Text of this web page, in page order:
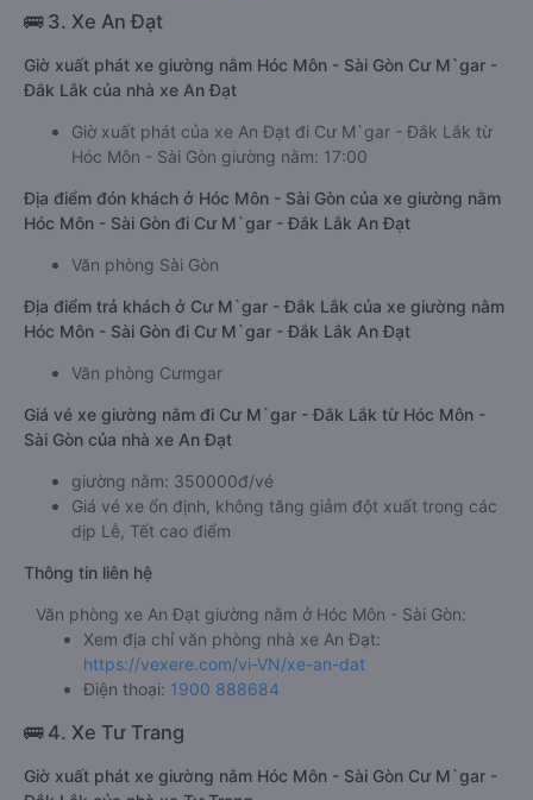
🚌 3. Xe An Đạt
Giờ xuất phát xe giường nằm Hóc Môn - Sài Gòn Cư M`gar -
Đắk Lắk của nhà xe An Đạt
Giờ xuất phát của xe An Đạt đi Cư M`gar - Đắk Lắk từ
Hóc Môn - Sài Gòn giường nằm: 17:00
Địa điểm đón khách ở Hóc Môn - Sài Gòn của xe giường nằm
Hóc Môn - Sài Gòn đi Cư M`gar - Đắk Lắk An Đạt
Văn phòng Sài Gòn
Địa điểm trả khách ở Cư M`gar - Đắk Lắk của xe giường nằm
Hóc Môn - Sài Gòn đi Cư M`gar - Đắk Lắk An Đạt
Văn phòng Cưmgar
Giá vé xe giường nằm đi Cư M`gar - Đắk Lắk từ Hóc Môn -
Sài Gòn của nhà xe An Đạt
giường nằm: 350000đ/vé
Giá vé xe ổn định, không tăng giảm đột xuất trong các
dịp Lễ, Tết cao điểm
Thông tin liên hệ
Văn phòng xe An Đạt giường nằm ở Hóc Môn - Sài Gòn:
Xem địa chỉ văn phòng nhà xe An Đạt:
https://vexere.com/vi-VN/xe-an-dat
Điện thoại: 1900 888684
🚌 4. Xe Tư Trang
Giờ xuất phát xe giường nằm Hóc Môn - Sài Gòn Cư M`gar -